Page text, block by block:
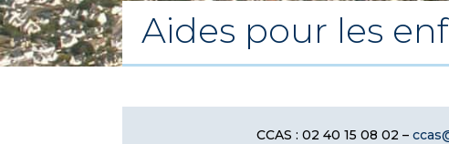
Aides pour les
CCAS : 02 40 15 08 02 –